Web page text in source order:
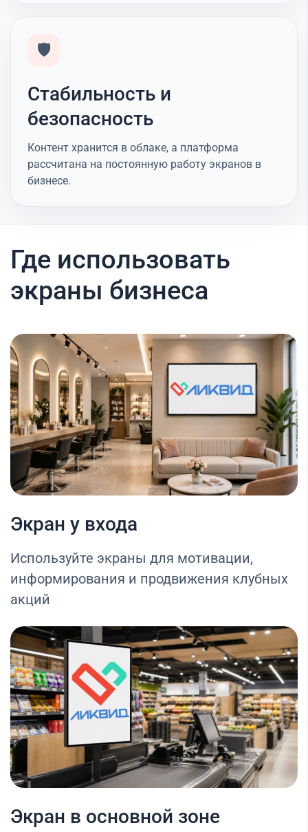
🛡️
Стабильность и
безопасность
Контент хранится в облаке, а платформа
рассчитана на постоянную работу экранов в
бизнесе.
Где использовать
экраны бизнеса
Экран у входа
Используйте экраны для мотивации,
информирования и продвижения клубных
акций
Экран в основной зоне